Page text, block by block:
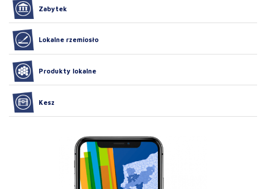
Zabytek
Lokalne rzemiosło
Produkty lokalne
Kesz